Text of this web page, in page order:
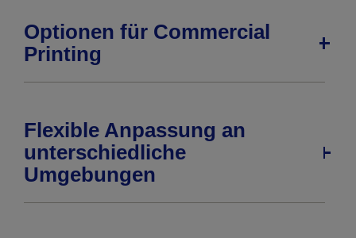
Optionen für Commercial
Printing
Flexible Anpassung an
unterschiedliche
Umgebungen